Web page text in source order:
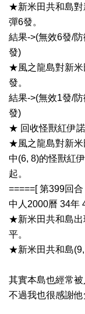
★新米田共和島對
彈6發。
結果->(無效6發/
發)
★風之龍島對新米
發。
結果->(無效1發/
發)
★ 回收怪獸紅伊諾
★風之龍島對新米
中(6, 8)的怪獸紅
起。
=====[ 第399回
中人2000曆 34年
★新米田共和島出
平。
★新米田共和島(9,
其實本島也經常
不過我也很感謝